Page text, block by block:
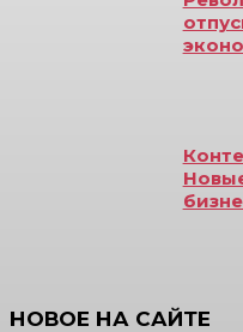
НОВОЕ НА САЙТЕ